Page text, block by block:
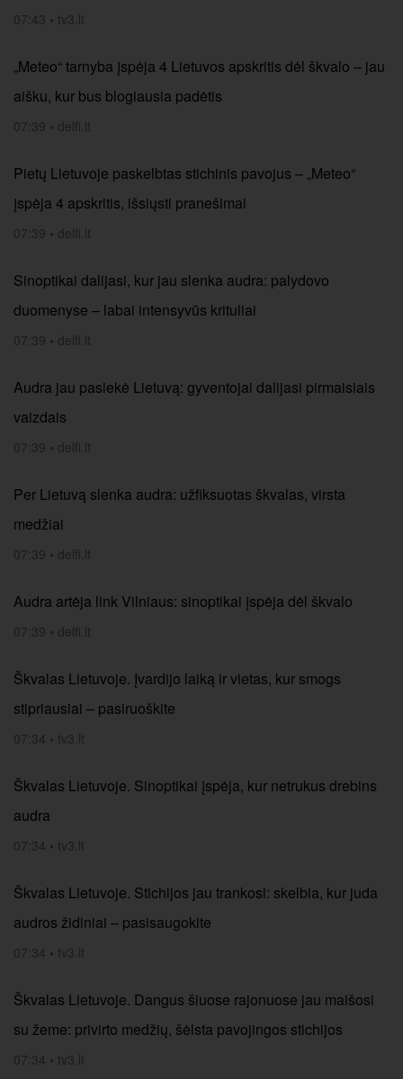
07:43 • tv3.lt
„Meteo“ tarnyba įspėja 4 Lietuvos apskritis dėl škvalo – jau
aišku, kur bus blogiausia padėtis
07:39 • delfi.lt
Pietų Lietuvoje paskelbtas stichinis pavojus – „Meteo“
įspėja 4 apskritis, išsiųsti pranešimai
07:39 • delfi.lt
Sinoptikai dalijasi, kur jau slenka audra: palydovo
duomenyse – labai intensyvūs krituliai
07:39 • delfi.lt
Audra jau pasiekė Lietuvą: gyventojai dalijasi pirmaisiais
vaizdais
07:39 • delfi.lt
Per Lietuvą slenka audra: užfiksuotas škvalas, virsta
medžiai
07:39 • delfi.lt
Audra artėja link Vilniaus: sinoptikai įspėja dėl škvalo
07:39 • delfi.lt
Škvalas Lietuvoje. Įvardijo laiką ir vietas, kur smogs
stipriausiai – pasiruoškite
07:34 • tv3.lt
Škvalas Lietuvoje. Sinoptikai įspėja, kur netrukus drebins
audra
07:34 • tv3.lt
Škvalas Lietuvoje. Stichijos jau trankosi: skelbia, kur juda
audros židiniai – pasisaugokite
07:34 • tv3.lt
Škvalas Lietuvoje. Dangus šiuose rajonuose jau maišosi
su žeme: privirto medžių, šėlsta pavojingos stichijos
07:34 • tv3.lt